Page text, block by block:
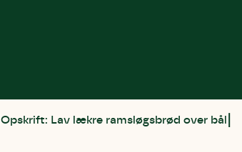
Opskrift: Lav lækre ramsløgsbrød over bål